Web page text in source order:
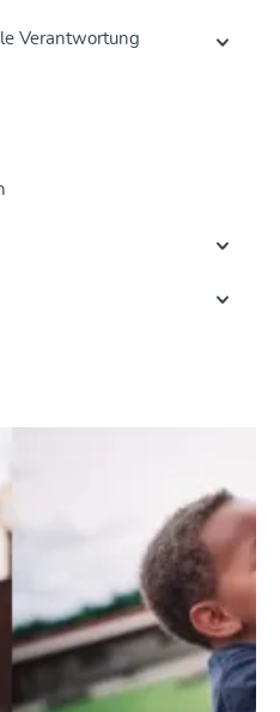
Verantwortung